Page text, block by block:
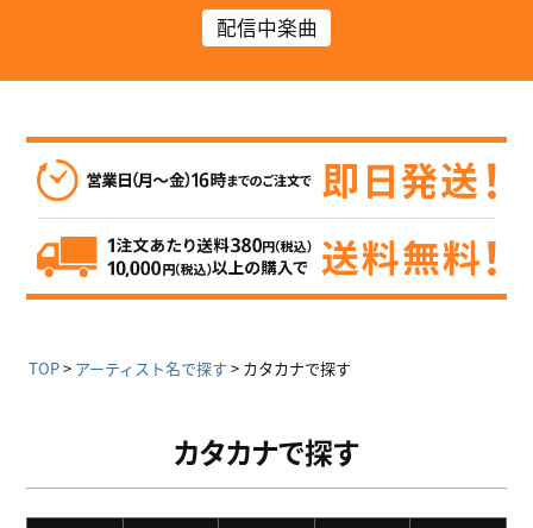
配信中楽曲
TOP アーティスト名で探す カタカナで探す
カタカナで探す